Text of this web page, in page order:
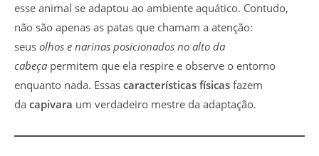
esse animal se adaptou ao ambiente aquático. Contudo,
não são apenas as patas que chamam a atenção:
seus olhos e narinas posicionados no alto da
cabeça permitem que ela respire e observe o entorno
enquanto nada. Essas características físicas fazem
da capivara um verdadeiro mestre da adaptação.